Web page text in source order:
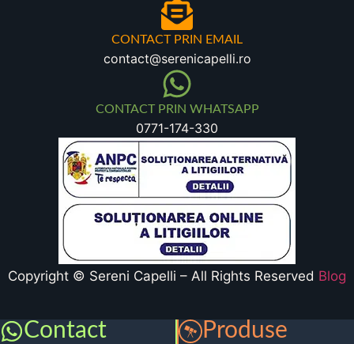
CONTACT PRIN EMAIL
contact@serenicapelli.ro
CONTACT PRIN WHATSAPP
0771-174-330
Copyright © Sereni Capelli – All Rights Reserved Blog
Contact Produse